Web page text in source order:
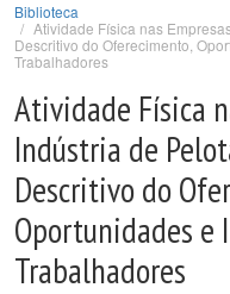
Biblioteca
Atividade Física nas
Descritivo do Oferecimento,
Trabalhadores
Atividade Física
Indústria de
Descritivo do
Oportunidades e
Trabalhadores